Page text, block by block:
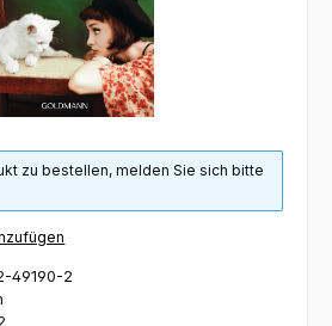
zu bestellen, melden Sie sich bitte
49190-2